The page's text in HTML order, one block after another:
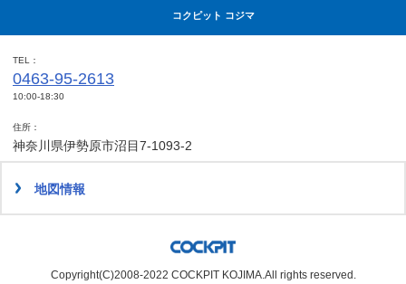
コクピット コジマ
TEL
0463-95-2613
10:00-18:30
住所
神奈川県伊勢原市沼目7-1093-2
地図情報
Copyright(C)2008-2022 COCKPIT KOJIMA.All rights reserved.